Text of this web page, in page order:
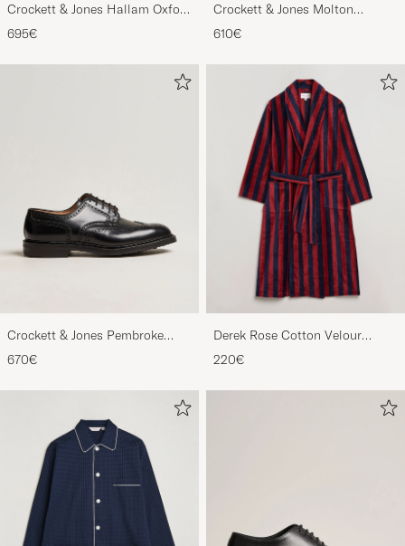
Crockett & Jones Hallam Oxford
Black Calf
695€
Crockett & Jones Molton
Chukka Black Rough-Out Suede
610€
Crockett & Jones Pembroke
Derbys Black Calf
670€
Derek Rose Cotton Velour
Striped Gown Red/Blue
220€